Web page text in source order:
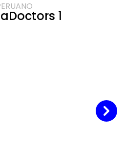
1